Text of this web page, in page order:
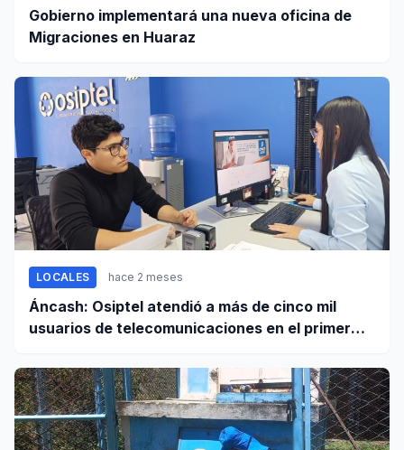
Gobierno implementará una nueva oficina de
Migraciones en Huaraz
LOCALES hace 2 meses
Áncash: Osiptel atendió a más de cinco mil
usuarios de telecomunicaciones en el primer